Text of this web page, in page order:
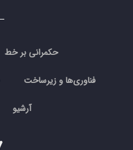
حکمرانی بر خط
فناوری‌ها و زیرساخت
آرشیو